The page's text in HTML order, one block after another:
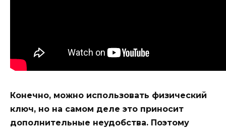
Конечно, можно использовать физический
ключ, но на самом деле это приносит
дополнительные неудобства. Поэтому